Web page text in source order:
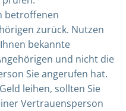
betroffenen
zurück. Nutzen
bekannte
und nicht die
Sie angerufen hat.
leihen, sollten Sie
Vertrauensperson